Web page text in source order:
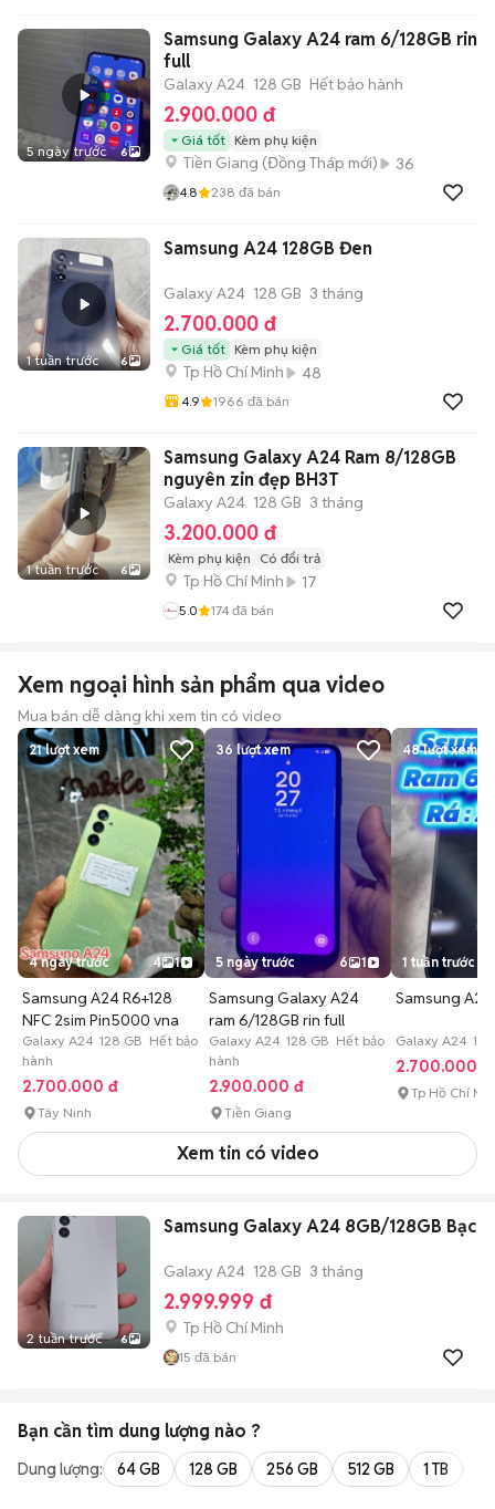
5 ngày trước 6
Samsung Galaxy A24 ram 6/128GB rin
full
Galaxy A24 128 GB Hết bảo hành
2.900.000 đ
Giá tốt Kèm phụ kiện
Tiền Giang (Đồng Tháp mới) 36
4.8 238 đã bán
1 tuần trước 6
Samsung A24 128GB Đen
Galaxy A24 128 GB 3 tháng
2.700.000 đ
Giá tốt Kèm phụ kiện
Tp Hồ Chí Minh 48
4.9 1966 đã bán
1 tuần trước 6
Samsung Galaxy A24 Ram 8/128GB
nguyên zin đẹp BH3T
Galaxy A24 128 GB 3 tháng
3.200.000 đ
Kèm phụ kiện Có đổi trả
Tp Hồ Chí Minh 17
5.0 174 đã bán
Xem ngoại hình sản phẩm qua video
Mua bán dễ dàng khi xem tin có video
21lượt xem
4 ngày trước 4 1
Samsung A24 R6+128
NFC 2sim Pin5000 vna
Galaxy A24 128 GB Hết bảo
hành
2.700.000 đ
Tây Ninh
36lượt xem
5 ngày trước 6 1
Samsung Galaxy A24
ram 6/128GB rin full
Galaxy A24 128 GB Hết bảo
hành
2.900.000 đ
Tiền Giang
48lượt xem
1 tuần trước
Samsung
Galaxy A24
2.700.000 đ
Tp Hồ Chí
Xem tin có video
2 tuần trước 6
Samsung Galaxy A24 8GB/128GB Bạc
Galaxy A24 128 GB 3 tháng
2.999.999 đ
Tp Hồ Chí Minh
15 đã bán
Bạn cần tìm dung lượng nào ?
Dung lượng: 64 GB 128 GB 256 GB 512 GB 1 TB